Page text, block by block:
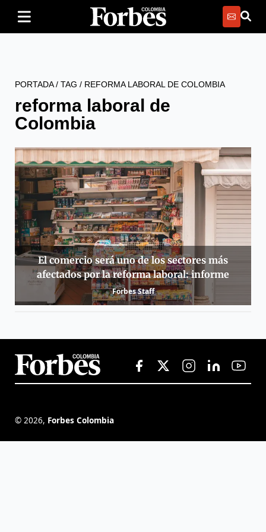
PORTADA/ TAG / REFORMA LABORAL DE COLOMBIA
reforma laboral de
Colombia
El comercio será uno de los sectores más
afectados por la reforma laboral: informe
Forbes Staff
© 2026, Forbes Colombia